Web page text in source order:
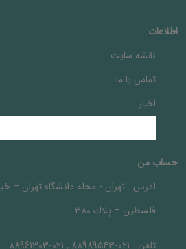
اطلاعات
نقشه سایت
تماس با ما
اخبار
حساب من
آدرس : تهران - محله دانشگاه تهران –
فلسطين – پلاك 380
تلفن : 021-88989543 , 021-88961303